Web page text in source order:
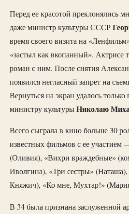
Перед ее красотой преклонялись
даже министр культуры СССР
время своего визита на
«застыл как вкопанный». Актрисе
роман с ним. После снятия
появился негласный запрет на
Вернуться на экран удалось
министру культурыНиколаю
Всего сыграла в кино больше 30
известных фильмов с ее участием
(Оливия), «Вихри враждебные»
Иволгина), «Три сестры»
Княжич), «Ко мне, Мухтар!»
В 34 была признана заслуженной